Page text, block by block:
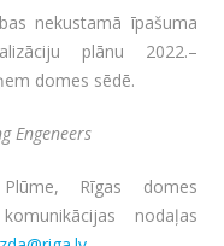
nekustamā īpašuma
plānu 2022.–
domes sēdē.
Engeneers
Rīgas domes
nodaļas